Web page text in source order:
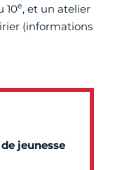
10e, et un atelier
(informations
jeunesse